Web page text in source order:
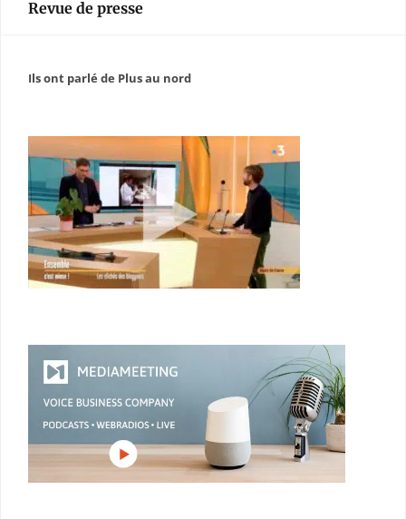
Revue de presse
Ils ont parlé de Plus au nord